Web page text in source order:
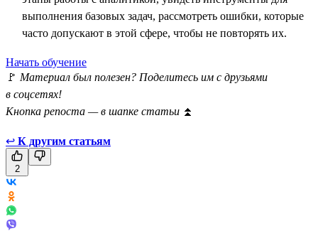
выполнения базовых задач, рассмотреть ошибки, которые
часто допускают в этой сфере, чтобы не повторять их.
Начать обучение
🚩 Материал был полезен? Поделитесь им с друзьями
в соцсетях!
Кнопка репоста — в шапке статьи ⏫
↩ К другим статьям
2